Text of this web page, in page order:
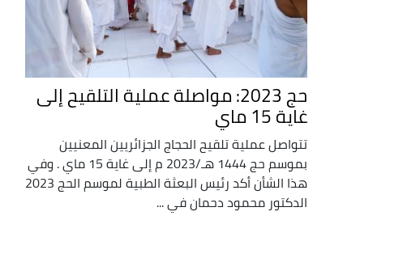
حج 2023: مواصلة عملية التلقيح إلى
غاية 15 ماي
تتواصل عملية تلقيح الحجاج الجزائريين المعنيين
بموسم حج 1444 هـ/2023 م إلى غاية 15 ماي . وفي
هذا الشأن أكد رئيس البعثة الطبية لموسم الحج 2023
الدكتور محمود دحمان في ...